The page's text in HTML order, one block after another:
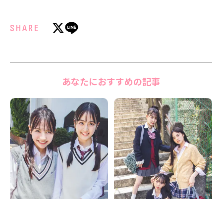
SHARE
あなたにおすすめの記事